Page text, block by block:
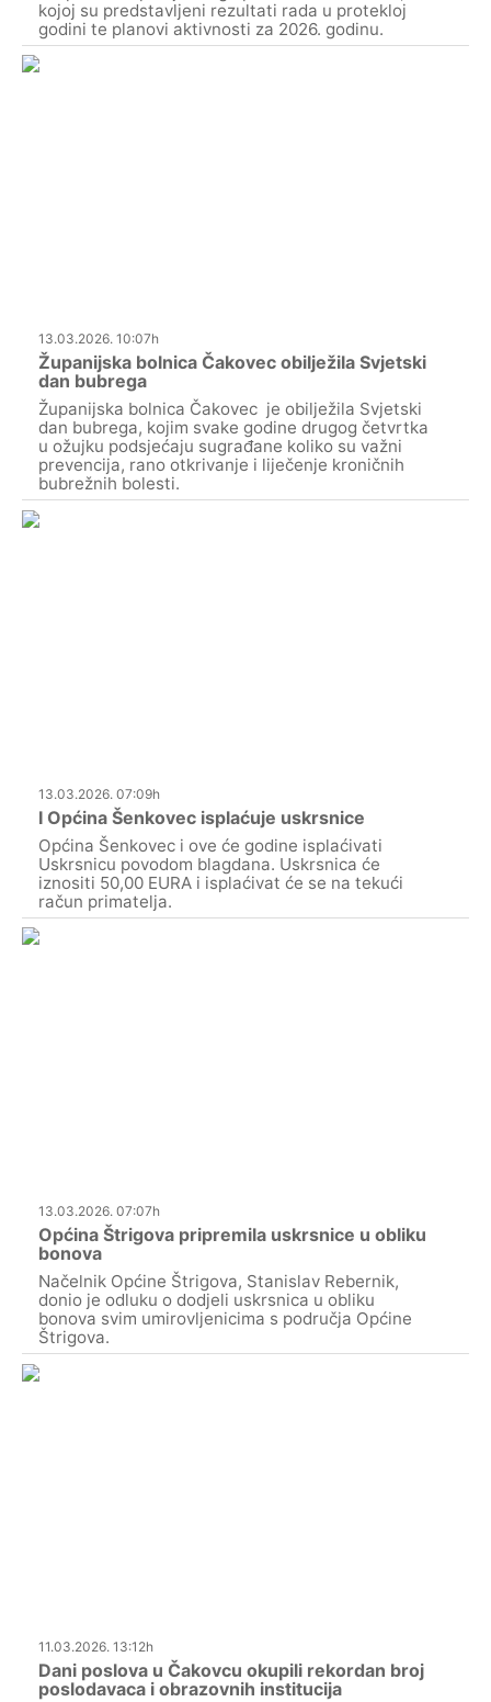
kojoj su predstavljeni rezultati rada u protekloj
godini te planovi aktivnosti za 2026. godinu.
13.03.2026. 10:07h
Županijska bolnica Čakovec obilježila Svjetski
dan bubrega
Županijska bolnica Čakovec je obilježila Svjetski
dan bubrega, kojim svake godine drugog četvrtka
u ožujku podsjećaju sugrađane koliko su važni
prevencija, rano otkrivanje i liječenje kroničnih
bubrežnih bolesti.
13.03.2026. 07:09h
I Općina Šenkovec isplaćuje uskrsnice
Općina Šenkovec i ove će godine isplaćivati
Uskrsnicu povodom blagdana. Uskrsnica će
iznositi 50,00 EURA i isplaćivat će se na tekući
račun primatelja.
13.03.2026. 07:07h
Općina Štrigova pripremila uskrsnice u obliku
bonova
Načelnik Općine Štrigova, Stanislav Rebernik,
donio je odluku o dodjeli uskrsnica u obliku
bonova svim umirovljenicima s područja Općine
Štrigova.
11.03.2026. 13:12h
Dani poslova u Čakovcu okupili rekordan broj
poslodavaca i obrazovnih institucija